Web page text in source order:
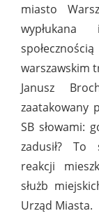
miasto
warszawskim
Janusz
zaatakowany
SB słowami:
zadusił? To
reakcji
służb
Urząd Miasta.